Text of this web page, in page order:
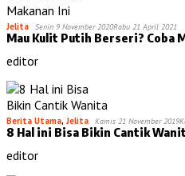
Jelita Senin 9 November 2020Rabu 21 April 2021
Mau Kulit Putih Berseri? Coba
editor
Berita Utama, Jelita Kamis 21 November 2019
8 Hal ini Bisa Bikin Cantik
editor